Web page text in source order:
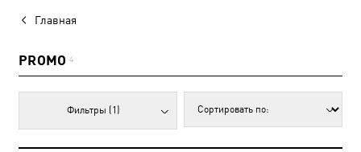
Главная
PROMO 4
Фильтры (1)